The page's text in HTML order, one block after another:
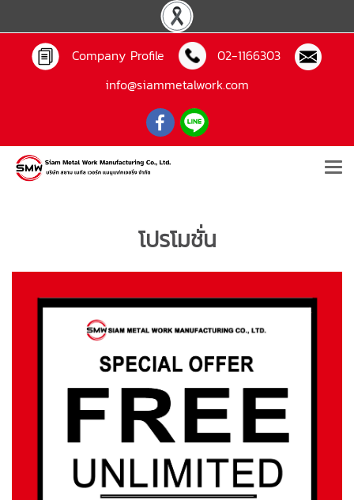
Company Profile
02-1166303
info@siammetalwork.com
โปรโมชั่น